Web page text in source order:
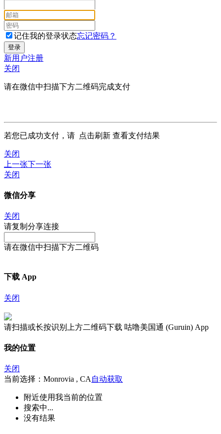
记住我的登录状态忘记密码？
新用户注册
关闭
请在微信中扫描下方二维码完成支付
若您已成功支付，请 点击刷新 查看支付结果
关闭
上一张下一张
关闭
微信分享
关闭
请复制分享连接
请在微信中扫描下方二维码
下载 App
关闭
请扫描或长按识别上方二维码下载 咕噜美国通 (Guruin) App
我的位置
关闭
当前选择：Monrovia , CA 自动获取
附近使用我当前的位置
搜索中...
没有结果